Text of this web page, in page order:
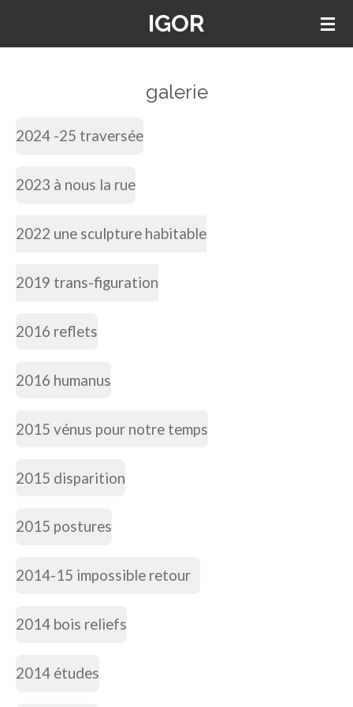
IGOR
galerie
2024 -25 traversée
2023 à nous la rue
2022 une sculpture habitable
2019 trans-figuration
2016 reflets
2016 humanus
2015 vénus pour notre temps
2015 disparition
2015 postures
2014-15 impossible retour
2014 bois reliefs
2014 études